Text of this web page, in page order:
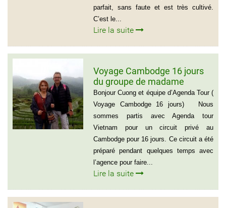
parfait, sans faute et est très cultivé.
C’est le...
Lire la suite
Voyage Cambodge 16 jours
du groupe de madame
Danielle et Monsieur Jean
Luc 0033 – 06 88 20 18 95
Bonjour Cuong et équipe d’Agenda Tour (
Voyage Cambodge 16 jours) Nous
sommes partis avec Agenda tour
Vietnam pour un circuit privé au
Cambodge pour 16 jours. Ce circuit a été
préparé pendant quelques temps avec
l’agence pour faire...
Lire la suite